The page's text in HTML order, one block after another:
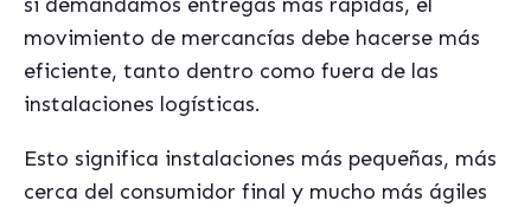
si demandamos entregas más rápidas, el
movimiento de mercancías debe hacerse más
eficiente, tanto dentro como fuera de las
instalaciones logísticas.
Esto significa instalaciones más pequeñas, más
cerca del consumidor final y mucho más ágiles